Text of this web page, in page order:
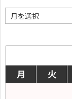
別
月
火